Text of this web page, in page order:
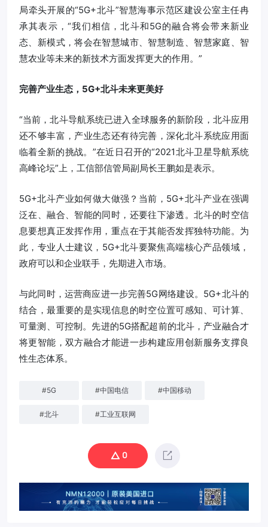
局牵头开展的“5G+北斗”智慧海事示范区建设公室主任冉
承其表示，“我们相信，北斗和5G的融合将会带来新业
态、新模式，将会在智慧城市、智慧制造、智慧家庭、智
慧农业等未来的新技术方面发挥更大的作用。”
完善产业生态，5G+北斗未来更美好
“当前，北斗导航系统已进入全球服务的新阶段，北斗应用
还不够丰富，产业生态还有待完善，深化北斗系统应用面
临着全新的挑战。”在近日召开的“2021北斗卫星导航系统
高峰论坛”上，工信部信管局副局长王鹏如是表示。
5G+北斗产业如何做大做强？当前，5G+北斗产业在强调
泛在、融合、智能的同时，还要往下渗透。北斗的时空信
息要想真正发挥作用，重点在于其能否发挥独特功能。为
此，专业人士建议，5G+北斗要聚焦高端核心产品领域，
政府可以和企业联手，先期进入市场。
与此同时，运营商应进一步完善5G网络建设。5G+北斗的
结合，最重要的是实现信息的时空位置可感知、可计算、
可量测、可控制。先进的5G搭配超前的北斗，产业融合才
将更智能，双方融合才能进一步构建应用创新服务支撑良
性生态体系。
#5G #中国电信 #中国移动
#北斗 #工业互联网
0